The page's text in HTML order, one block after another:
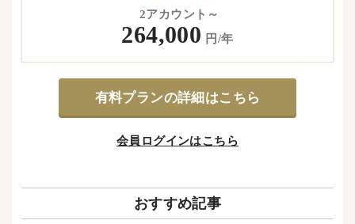
2アカウント～
264,000 円/年
有料プランの詳細はこちら
会員ログインはこちら
おすすめ記事